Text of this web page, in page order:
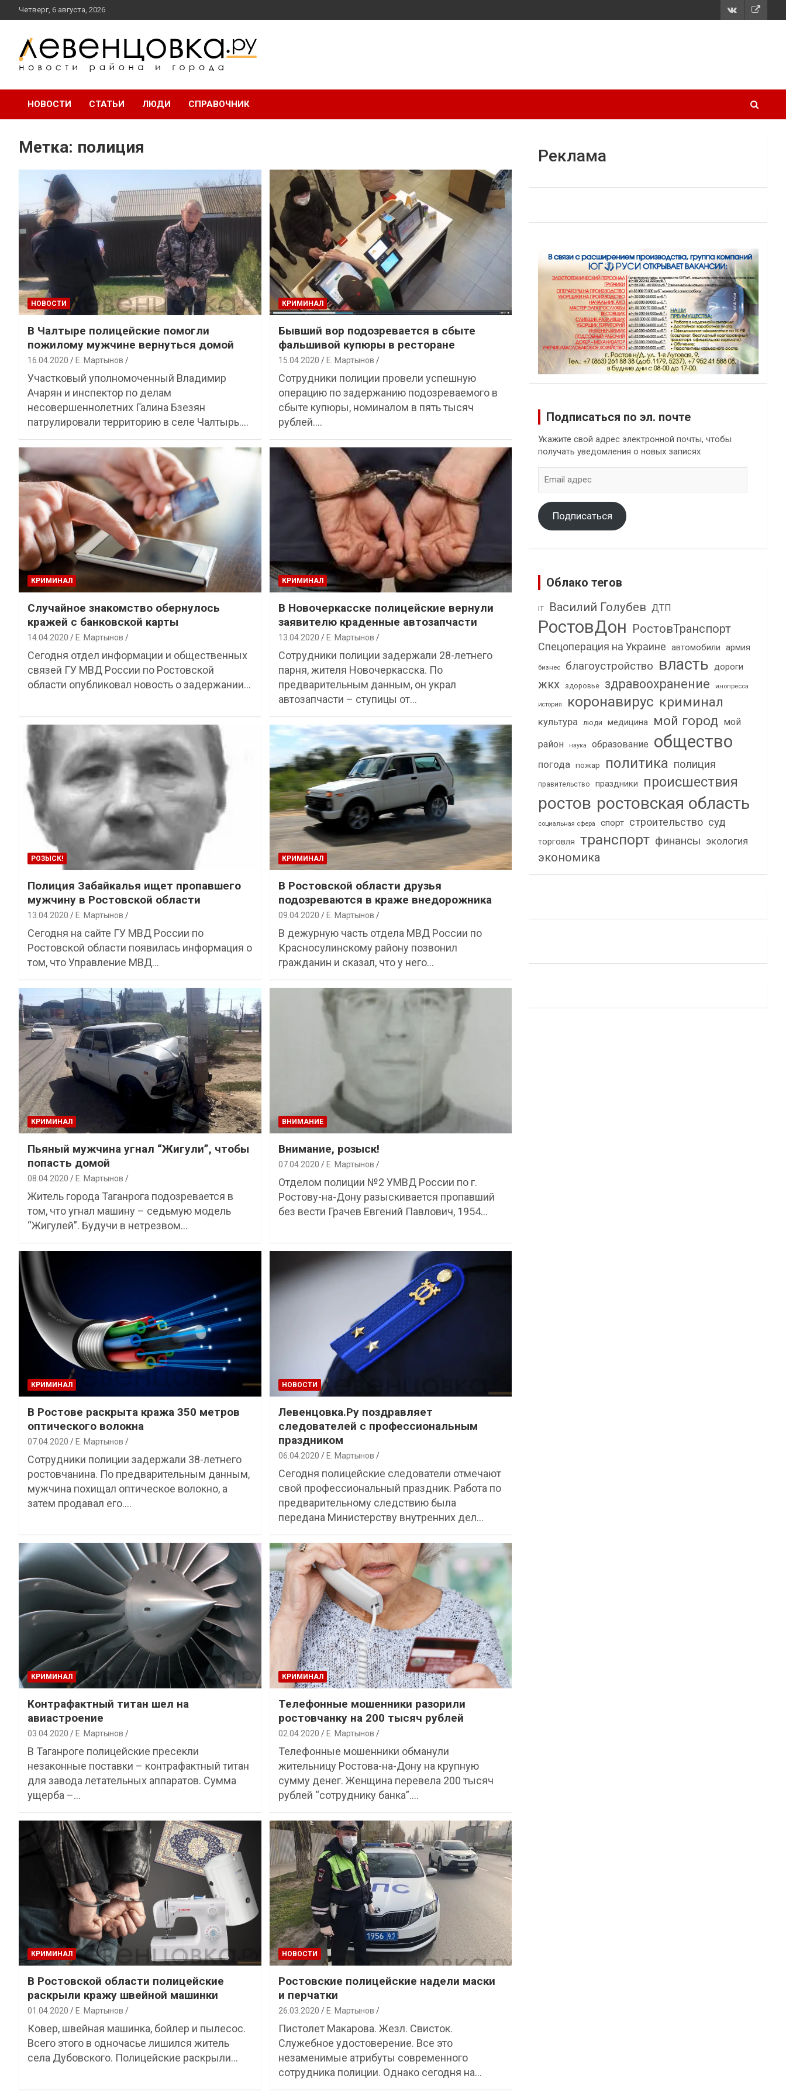
перейти
к
Четверг, 6 августа, 2026
Левенцовка Ру
НОВОСТИ СТАТЬИ ЛЮДИ СПРАВОЧНИК
Метка: полиция
НОВОСТИ
В Чалтыре полицейские помогли
пожилому мужчине вернуться домой
16.04.2020 Е. Мартынов
Участковый уполномоченный Владимир
Ачарян и инспектор по делам
несовершеннолетних Галина Бзезян
патрулировали территорию в селе Чалтырь.…
КРИМИНАЛ
Бывший вор подозревается в сбыте
фальшивой купюры в ресторане
15.04.2020 Е. Мартынов
Сотрудники полиции провели успешную
операцию по задержанию подозреваемого в
сбыте купюры, номиналом в пять тысяч
рублей.…
КРИМИНАЛ
Случайное знакомство обернулось
кражей с банковской карты
14.04.2020 Е. Мартынов
Сегодня отдел информации и общественных
связей ГУ МВД России по Ростовской
области опубликовал новость о задержании…
КРИМИНАЛ
В Новочеркасске полицейские вернули
заявителю краденные автозапчасти
13.04.2020 Е. Мартынов
Сотрудники полиции задержали 28-летнего
парня, жителя Новочеркасска. По
предварительным данным, он украл
автозапчасти – ступицы от…
РОЗЫСК!
Полиция Забайкалья ищет пропавшего
мужчину в Ростовской области
13.04.2020 Е. Мартынов
Сегодня на сайте ГУ МВД России по
Ростовской области появилась информация о
том, что Управление МВД…
КРИМИНАЛ
В Ростовской области друзья
подозреваются в краже внедорожника
09.04.2020 Е. Мартынов
В дежурную часть отдела МВД России по
Красносулинскому району позвонил
гражданин и сказал, что у него…
КРИМИНАЛ
Пьяный мужчина угнал “Жигули”, чтобы
попасть домой
08.04.2020 Е. Мартынов
Житель города Таганрога подозревается в
том, что угнал машину – седьмую модель
“Жигулей”. Будучи в нетрезвом…
ВНИМАНИЕ
Внимание, розыск!
07.04.2020 Е. Мартынов
Отделом полиции №2 УМВД России по г.
Ростову-на-Дону разыскивается пропавший
без вести Грачев Евгений Павлович, 1954…
КРИМИНАЛ
В Ростове раскрыта кража 350 метров
оптического волокна
07.04.2020 Е. Мартынов
Сотрудники полиции задержали 38-летнего
ростовчанина. По предварительным данным,
мужчина похищал оптическое волокно, а
затем продавал его.…
НОВОСТИ
Левенцовка.Ру поздравляет
следователей с профессиональным
праздником
06.04.2020 Е. Мартынов
Сегодня полицейские следователи отмечают
свой профессиональный праздник. Работа по
предварительному следствию была
передана Министерству внутренних дел…
КРИМИНАЛ
Контрафактный титан шел на
авиастроение
03.04.2020 Е. Мартынов
В Таганроге полицейские пресекли
незаконные поставки – контрафактный титан
для завода летательных аппаратов. Сумма
ущерба –…
КРИМИНАЛ
Телефонные мошенники разорили
ростовчанку на 200 тысяч рублей
02.04.2020 Е. Мартынов
Телефонные мошенники обманули
жительницу Ростова-на-Дону на крупную
сумму денег. Женщина перевела 200 тысяч
рублей “сотруднику банка”.…
КРИМИНАЛ
В Ростовской области полицейские
раскрыли кражу швейной машинки
01.04.2020 Е. Мартынов
Ковер, швейная машинка, бойлер и пылесос.
Всего этого в одночасье лишился житель
села Дубовского. Полицейские раскрыли…
НОВОСТИ
Ростовские полицейские надели маски
и перчатки
26.03.2020 Е. Мартынов
Пистолет Макарова. Жезл. Свисток.
Служебное удостоверение. Все это
незаменимые атрибуты современного
сотрудника полиции. Однако сегодня на…
Реклама
Подписаться по эл. почте
Укажите свой адрес электронной почты, чтобы
получать уведомления о новых записях
адрес
Подписаться
Облако тегов
IT Василий Голубев ДТП
РостовДон РостовТранспорт
Спецоперация на Украине автомобили армия
бизнес благоустройство власть дороги
жкх здоровье здравоохранение инопресса
история коронавирус криминал
культура люди медицина мой город мой
район
наука образование общество
погода пожар политика полиция
правительство праздники происшествия
ростов ростовская область
социальная сфера спорт строительство суд
торговля транспорт финансы экология
экономика